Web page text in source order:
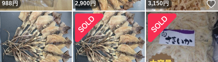
988円 2,900円 3,150円